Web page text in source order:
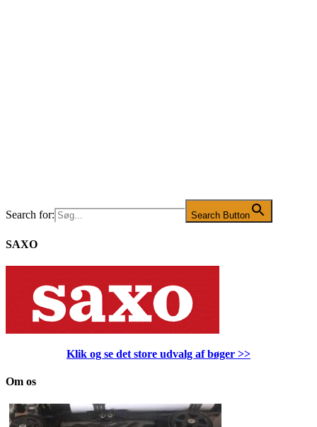
Search for: Search Button
SAXO
Klik og se det store udvalg af bøger >>
Om os